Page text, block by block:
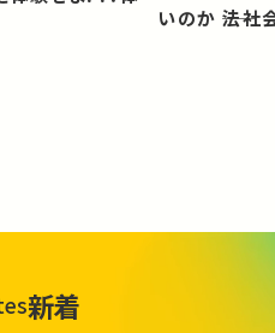
いのか ――法
新着